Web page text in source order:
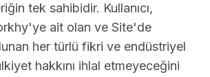
tek sahibidir. Kullanıcı,
ait olan ve Site'de
her türlü fikri ve endüstriyel
hakkını ihlal etmeyeceğini